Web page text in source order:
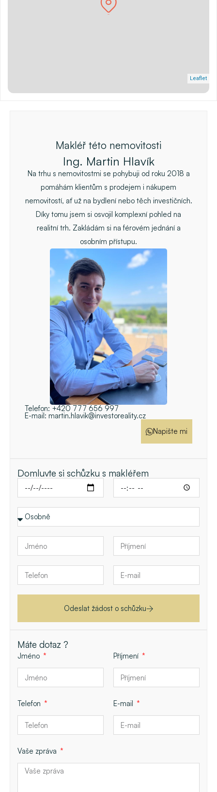
Leaflet
Makléř této nemovitosti
Ing. Martin Hlavík
Na trhu s nemovitostmi se pohybuji od roku 2018 a
pomáhám klientům s prodejem i nákupem
nemovitostí, ať už na bydlení nebo těch investičních.
Díky tomu jsem si osvojil komplexní pohled na
realitní trh. Zakládám si na férovém jednání a
osobním přístupu.
Telefon: +420 777 656 997
E-mail: martin.hlavik@investoreality.cz
Napište mi
Domluvte si schůzku s makléřem
Odeslat žádost o schůzku
Máte dotaz ?
Jméno Příjmení
Telefon E-mail
Vaše zpráva